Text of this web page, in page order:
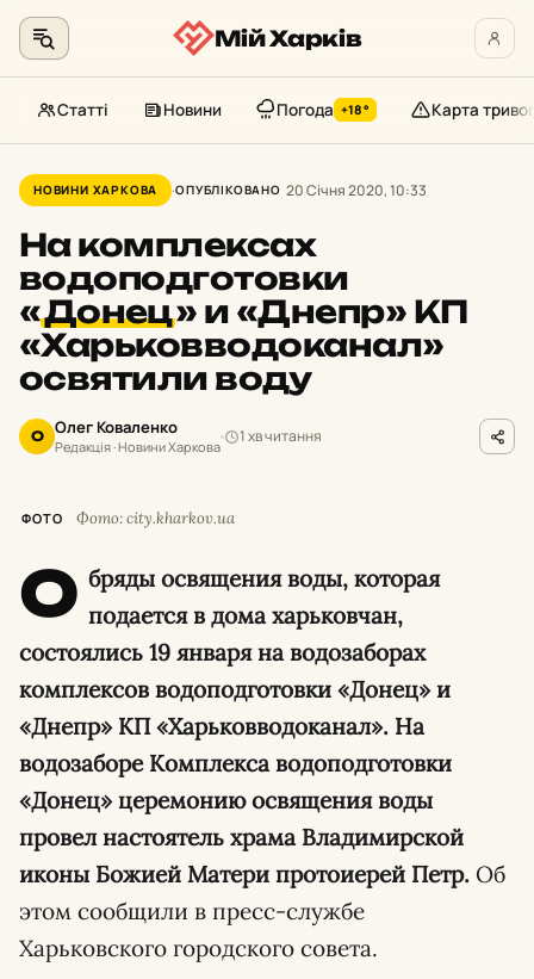
до
контенту
Мій Харків
Статті Новини Погода +18° Карта тривог
НОВИНИ ХАРКОВА ОПУБЛІКОВАНО 20 Січня 2020, 10:33
На комплексах
водоподготовки
«Донец» и «Днепр» КП
«Харьковводоканал»
освятили воду
О Олег Коваленко
Редакція · Новини Харкова
1 хв читання
ФОТО Фото: city.kharkov.ua
О бряды освящения воды, которая
подается в дома харьковчан,
состоялись 19 января на водозаборах
комплексов водоподготовки «Донец» и
«Днепр» КП «Харьковводоканал». На
водозаборе Комплекса водоподготовки
«Донец» церемонию освящения воды
провел настоятель храма Владимирской
иконы Божией Матери протоиерей Петр. Об
этом сообщили в пресс-службе
Харьковского городского совета.